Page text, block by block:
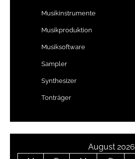
Musikinstrumente
Musikproduktion
Musiksoftware
Sampler
Synthesizer
Tonträger
August 2026